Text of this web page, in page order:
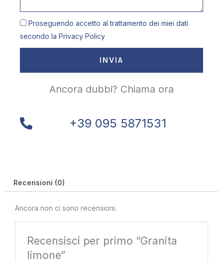
Proseguendo accetto al trattamento dei miei dati
secondo la Privacy Policy
INVIA
Ancora dubbi? Chiama ora
+39 095 5871531
Recensioni (0)
Ancora non ci sono recensioni.
Recensisci per primo “Granita
limone”